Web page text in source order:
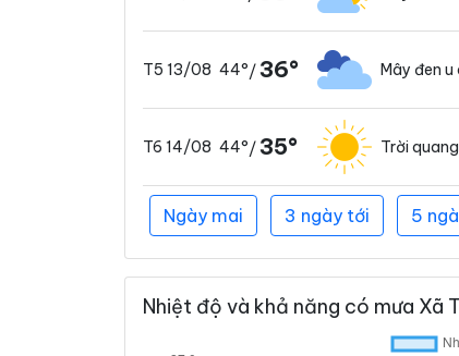
T5 13/08 44°/36° Mây đen u
T6 14/08 44°/35° Trời
Ngày mai 3 ngày tới 5
Nhiệt độ và khả năng có mưa Xã